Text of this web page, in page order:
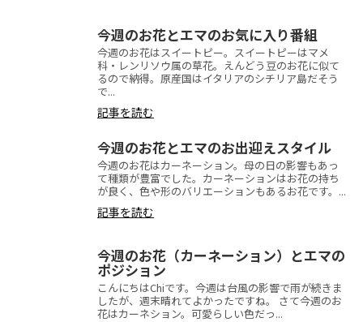
今週のお花とエマのお気に入り番組
今週のお花はスイートピー。スイートピーはマメ
科・レンリソウ属の草花。えんどう豆のお花に似て
るので納得。原産国はイタリアのシチリア島だそう
で...
記事を読む
今週のお花とエマのお出迎えスタイル
今週のお花はカーネーション。母の日の影響もあっ
て種類が豊富でした。カーネーションはお花の持ち
が良く、色や形のバリエーションもあるお花です。...
記事を読む
今週のお花（カーネーション）とエマの
ポジション
こんにちはChiです。今週は台風の影響で雨が続きま
したが、週末晴れてよかったですね。 さて今週のお
花はカーネション。可愛らしい色だっ...